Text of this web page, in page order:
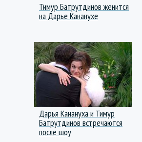
Тимур Батрутдинов женится
на Дарье Кананухе
Дарья Канануха и Тимур
Батрутдинов встречаются
после шоу